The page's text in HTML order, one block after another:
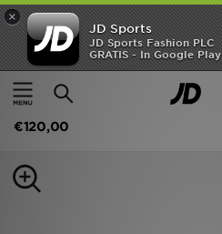
×
JD Sports
JD Sports Fashion PLC
GRATIS - In Google Play
Thuis
Mannen Herenschoenen
Nike Air Force 1 Heren
€120,00
New In
Heren
Collecties